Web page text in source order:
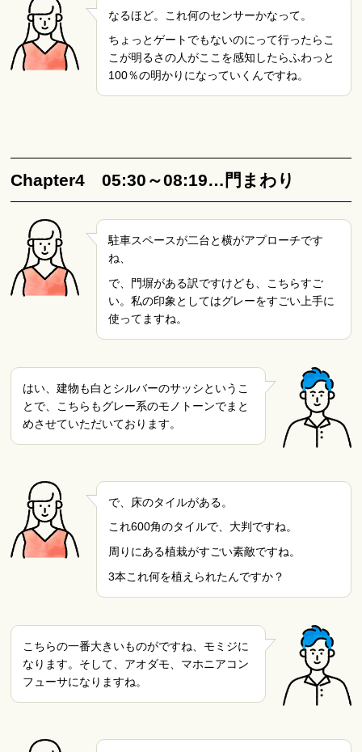
なるほど。これ何のセンサーかなって。
ちょっとゲートでもないのにって行ったらこ
こが明るさの人がここを感知したらふわっと
100％の明かりになっていくんですね。
Chapter4 05:30～08:19…門まわり
駐車スペースが二台と横がアプローチです
ね、
で、門塀がある訳ですけども、こちらすご
い。私の印象としてはグレーをすごい上手に
使ってますね。
はい、建物も白とシルバーのサッシというこ
とで、こちらもグレー系のモノトーンでまと
めさせていただいております。
で、床のタイルがある。
これ600角のタイルで、大判ですね。
周りにある植栽がすごい素敵ですね。
3本これ何を植えられたんですか？
こちらの一番大きいものがですね、モミジに
なります。そして、アオダモ、マホニアコン
フューサになりますね。